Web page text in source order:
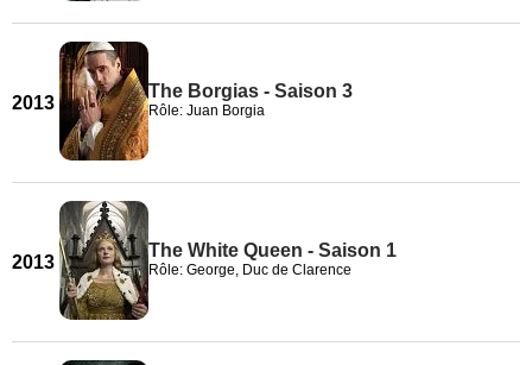
2013
The Borgias - Saison 3
Rôle: Juan Borgia
2013
The White Queen - Saison 1
Rôle: George, Duc de Clarence